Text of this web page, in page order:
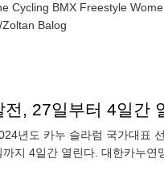
Cycling BMX Freestyle
in Budapest, Hungary, 21 June 2024. EPA/Zoltan Balog
, 27일부터 4일간
년도 카누 슬라럼 국가대표
지 4일간 열린다. 대한카누연